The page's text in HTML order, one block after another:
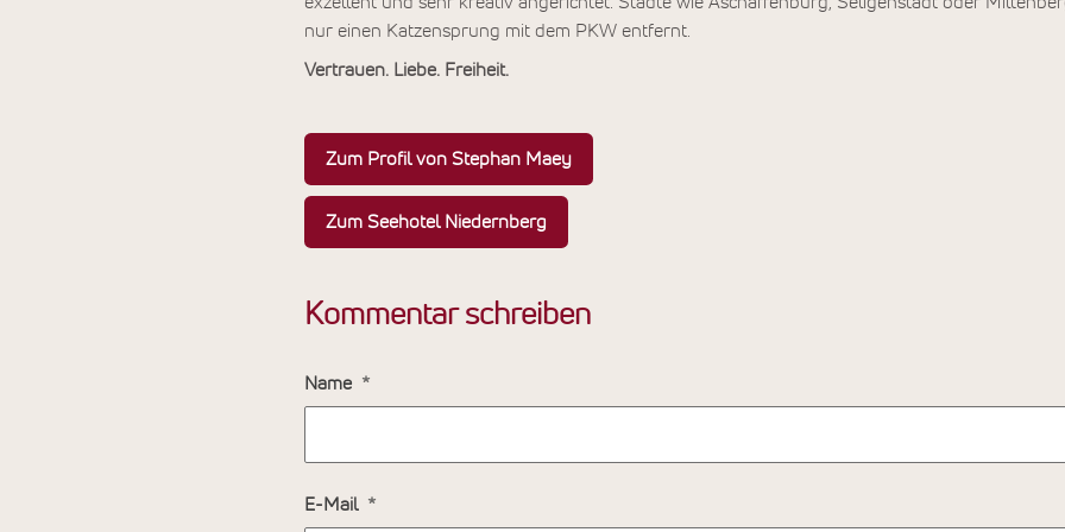
nur einen Katzensprung mit dem PKW entfernt.
Vertrauen. Liebe. Freiheit.
Zum Profil von Stephan Maey
Zum Seehotel Niedernberg
Kommentar schreiben
Name
E-Mail